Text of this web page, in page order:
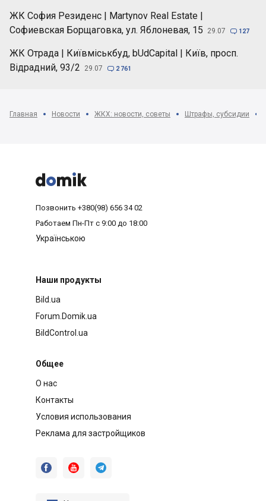
ЖК София Резиденс | Martynov Real Estate |
Софиевская Борщаговка, ул. Яблоневая, 15
29.07  127
ЖК Отрада | Київміськбуд, bUdCapital | Київ, просп.
Відрадний, 93/2
29.07  2 761
Главная Новости ЖКХ: новости, советы Штрафы, субсидии



Позвонить +380(98) 656 34 02
Работаем Пн-Пт с 9:00 до 18:00
Українською
Наши продукты
Bild.ua
Forum.Domik.ua
BildControl.ua
Общее
О нас
Контакты
Условия использования
Реклама для застройщиков
  